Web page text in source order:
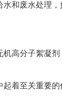
和废水处理，
高分子絮凝
着至关重要